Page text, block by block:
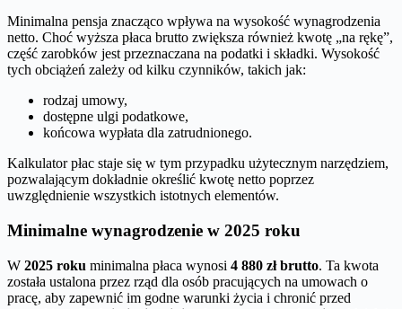
Minimalna pensja znacząco wpływa na wysokość wynagrodzenia
netto. Choć wyższa płaca brutto zwiększa również kwotę „na rękę”,
część zarobków jest przeznaczana na podatki i składki. Wysokość
tych obciążeń zależy od kilku czynników, takich jak:
rodzaj umowy,
dostępne ulgi podatkowe,
końcowa wypłata dla zatrudnionego.
Kalkulator płac staje się w tym przypadku użytecznym narzędziem,
pozwalającym dokładnie określić kwotę netto poprzez
uwzględnienie wszystkich istotnych elementów.
Minimalne wynagrodzenie w 2025 roku
W 2025 roku minimalna płaca wynosi 4 880 zł brutto. Ta kwota
została ustalona przez rząd dla osób pracujących na umowach o
pracę, aby zapewnić im godne warunki życia i chronić przed